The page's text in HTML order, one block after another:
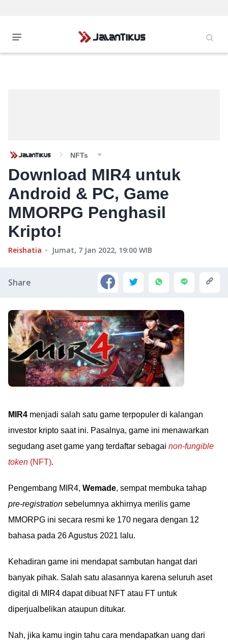
NFTs
Download MIR4 untuk
Android & PC, Game
MMORPG Penghasil
Kripto!
Reishatia Jumat, 7 Jan 2022, 19:00 WIB
Share
MIR4 menjadi salah satu game terpopuler di kalangan
investor kripto saat ini. Pasalnya, game ini menawarkan
segudang aset game yang terdaftar sebagai non-fungible
token (NFT).
Pengembang MIR4, Wemade, sempat membuka tahap
pre-registration sebelumnya akhirnya merilis game
MMORPG ini secara resmi ke 170 negara dengan 12
bahasa pada 26 Agustus 2021 lalu.
Kehadiran game ini mendapat sambutan hangat dari
banyak pihak. Salah satu alasannya karena seluruh aset
digital di MIR4 dapat dibuat NFT atau FT untuk
diperjualbelikan ataupun ditukar.
Nah, jika kamu ingin tahu cara mendapatkan uang dari